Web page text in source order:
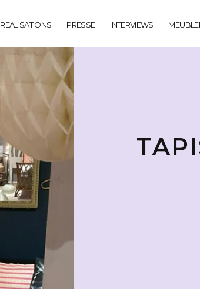
REALISATIONS PRESSE INTERVIEWS